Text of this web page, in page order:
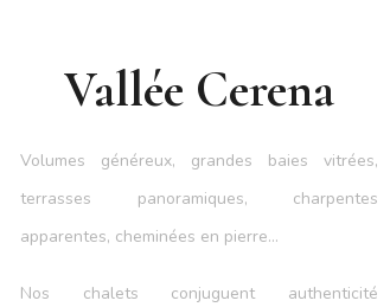
Vallée Cerena
Volumes généreux, grandes baies vitrées,
terrasses panoramiques, charpentes
apparentes, cheminées en pierre…
Nos chalets conjuguent authenticité